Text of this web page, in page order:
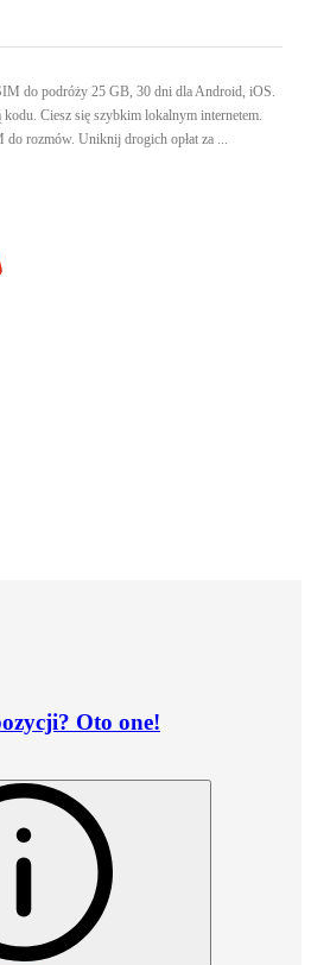
do podróży 25 GB, 30 dni dla Android, iOS.
Ciesz się szybkim lokalnym internetem.
do rozmów. Uniknij drogich opłat za ...
Oto one!